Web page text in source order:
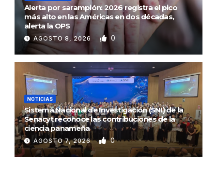
Alerta por sarampión: 2026 registra el pico
más alto en las Américas en dos décadas,
alerta la OPS
AGOSTO 8, 2026 0
NOTICIAS
Sistema Nacional de Investigación (SNI) de la
Senacyt reconoce las contribuciones de la
ciencia panameña
AGOSTO 7, 2026 0